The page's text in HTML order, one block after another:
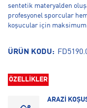
sentetik materyalden
profesyonel sporcular
koşucular için maksimum
ÜRÜN KODU:
ÖZELLİKLER
ARAZİ